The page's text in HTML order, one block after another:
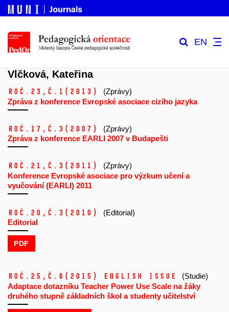
EN
Vlčková, Kateřina
Roč.23, č.1 (2013)
(Zprávy)
Zpráva z konference Evropské asociace cizího jazyka
Roč.17, č.3 (2007)
(Zprávy)
Zpráva z konference EARLI 2007 v Budapešti
Roč.21, č.3 (2011)
(Zprávy)
Konference Evropské asociace pro výzkum učení a
vyučování (EARLI) 2011
Roč.20, č.3 (2010)
(Editorial)
Editorial
PDF
Roč.25, č.6 (2015) ENGLISH ISSUE
(Studie)
Adaptace dotazníku Teacher Power Use Scale na žáky
druhého stupně základních škol a studenty učitelství